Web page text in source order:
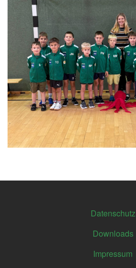
Datenschutz
Downloads
Impressum